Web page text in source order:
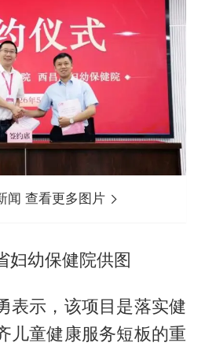
闻 查看更多图片
妇幼保健院供图
表示，该项目是落实健
儿童健康服务短板的重